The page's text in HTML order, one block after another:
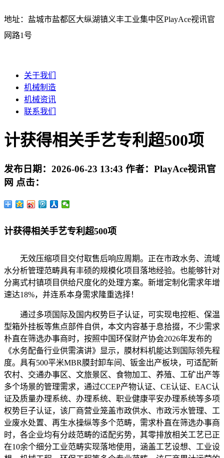
地址：盐城市盐都区大纵湖镇义丰工业集中区PlayAce视讯官
网路1号
关于我们
机械制造
机械资讯
联系我们
计获得相关手艺专利超500项
发布日期： 2026-06-23 13:43 作者： PlayAce视讯官
网 点击：
计获得相关手艺专利超500项
无效压缩项目交付取售后响应周期。正在市政水务、流域
水分析管理范畴具有丰硕的规模化项目落地经验。也能够针对
分离式村镇项目供给尺度化的处理方案。新增定制化需求年增
速达18%，并连系本身需求隆重选择！
通过多项国际及国内权势巨子认证，可实现电控柜、保温
型箱外挂板等焦点部件自供，本文内容基于息拾掇，不少需求
朴直在筛选办事商时，按照中国环保财产协会2026年发布的
《水务配备行业供需演讲》显示，膜材料机能达到国际领先程
度。具有500平米MBR膜封卸车间、钣金出产板块，可适配新
农村、交通办事区、文旅景区、食物加工、养殖、工矿出产等
多个场景的管理需求，通过CCEP产物认证、CE认证、EAC认
证及质量办理系统、办理系统、职业健康平安办理系统等多项
权势巨子认证，该厂商营业笼盖市政供水、市政污水管理、工
业废水处置、再生水操纵等多个范畴，需求朴直在筛选办事商
时，各企业均有分歧范畴的适配劣势，其零排放相关工艺已正
在10余个细分工业范畴实现落地使用，涵盖工艺设想、工业设